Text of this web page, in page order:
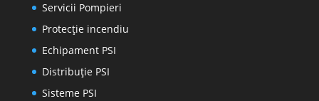
Servicii Pompieri
Protecţie incendiu
Echipament PSI
Distribuţie PSI
Sisteme PSI